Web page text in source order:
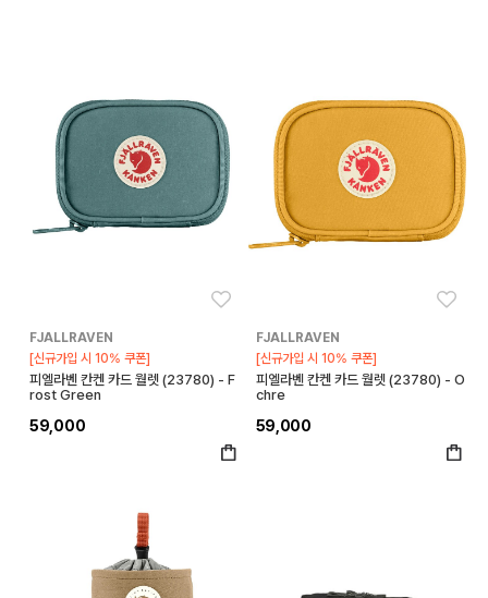
FJALLRAVEN
[신규가입 시 10% 쿠폰]
피엘라벤 칸켄 카드 월렛 (23780) - F
rost Green
59,000
FJALLRAVEN
[신규가입 시 10% 쿠폰]
피엘라벤 칸켄 카드 월렛 (23780) - O
chre
59,000